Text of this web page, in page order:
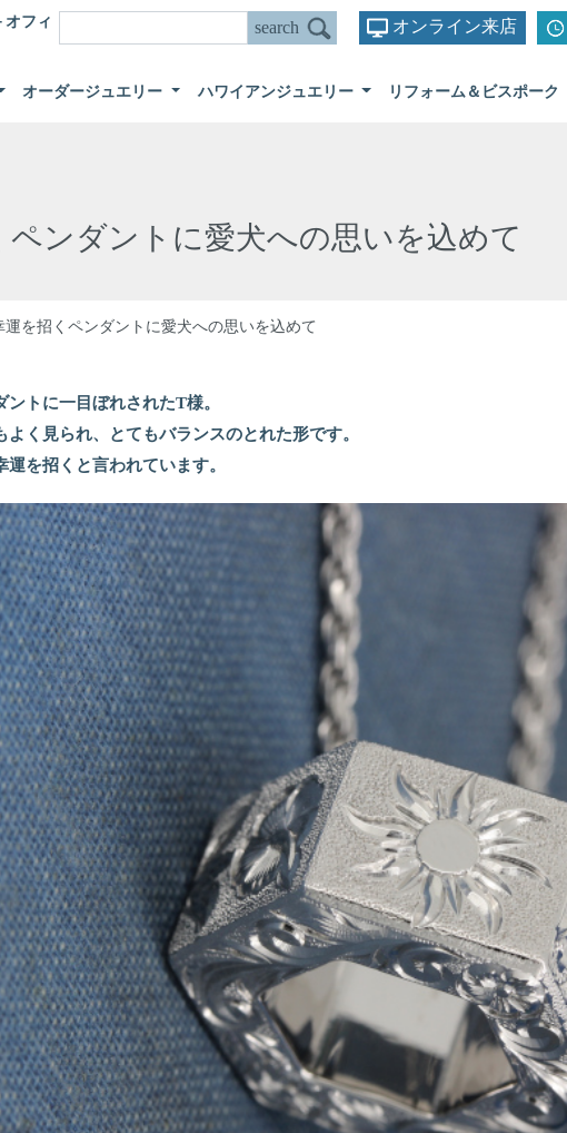
オフィ
オンライン来店
オーダージュエリー ハワイアンジュエリー リフォーム＆ビスポーク
ペンダントに愛犬への思いを込めて
運を招くペンダントに愛犬への思いを込めて
トに一目ぼれされたT様。
よく見られ、とてもバランスのとれた形です。
を招くと言われています。